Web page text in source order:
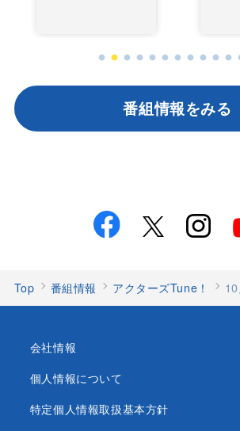
番組情報をみる
Top 番組情報 アクターズTune！
会社情報
個人情報について
特定個人情報取扱基本方針